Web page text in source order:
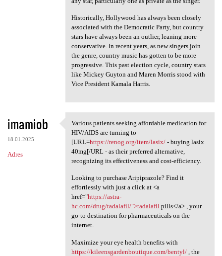
Historically, Hollywood has always been closely
associated with the Democratic Party, but country
stars have always been an outlier, leaning more
conservative. In recent years, as new singers join
the genre, country music has gotten to be more
progressive. This past election cycle, country stars
like Mickey Guyton and Maren Morris stood with
Vice President Kamala Harris.
imamiob
18.01.2025
Adres
Various patients seeking
Various patients seeking affordable medication for
HIV/AIDS are turning to
[URL=https://renog.org/item/lasix/- buying lasix
40mg[/URL - as their preferred alternative,
recognizing its effectiveness and cost-efficiency.
Looking to purchase Aripiprazole? Find it
effortlessly with just a click at <a
href="https://astra-
hc.com/drug/tadalafil/">tadalafilpills</a> , your
go-to destination for pharmaceuticals on the
internet.
Maximize your eye health benefits with
https://kileensgardenboutique.com/bentyl/, the